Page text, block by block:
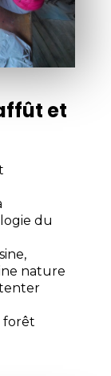
et
du
nature
forêt